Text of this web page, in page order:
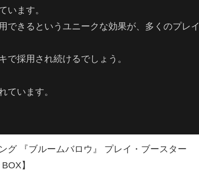
います。
できるというユニークな効果が、多くのプレイ
で採用され続けるでしょう。
ています。
グ 『ブルームバロウ』 プレイ・ブースター
】